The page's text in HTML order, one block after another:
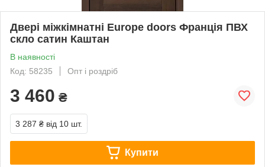
Двері міжкімнатні Europe doors Франція ПВХ
скло сатин Каштан
В наявності
Код: 58235
Опт і роздріб
3 460 ₴
3 287 ₴ від 10 шт.
Купити